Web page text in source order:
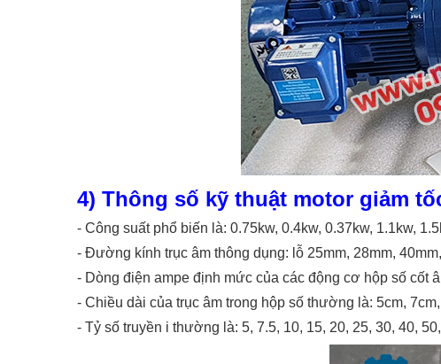
4) Thông số kỹ thuật motor giảm
- Công suất phổ biến là: 0.75kw, 0.4kw, 0.37kw, 1.1kw,
- Đường kính trục âm thông dụng: lỗ 25mm, 28mm,
- Dòng điện ampe định mức của các động cơ hộp số cốt
- Chiều dài của trục âm trong hộp số thường là: 5cm,
- Tỷ số truyền i thường là: 5, 7.5, 10, 15, 20, 25, 30, 40,